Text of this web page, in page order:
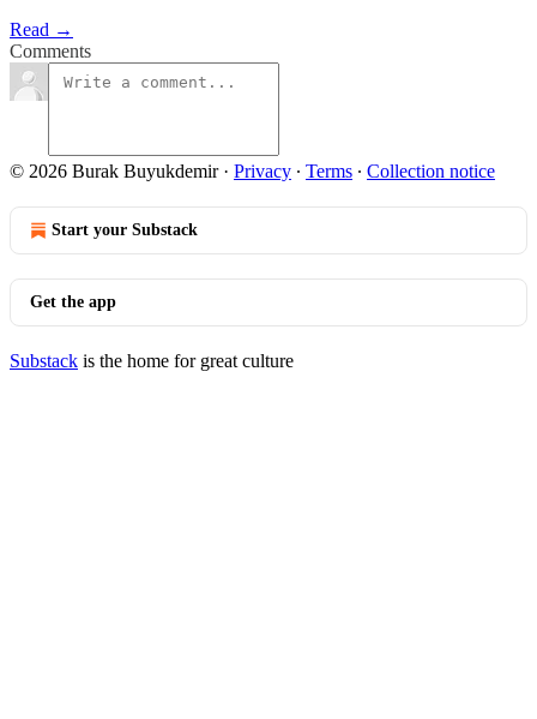
Read →
Comments
© 2026 Burak Buyukdemir· Privacy ∙ Terms ∙ Collection notice
Start your Substack
Get the app
Substack is the home for great culture